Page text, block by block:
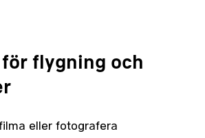
flygning och
eller fotografera